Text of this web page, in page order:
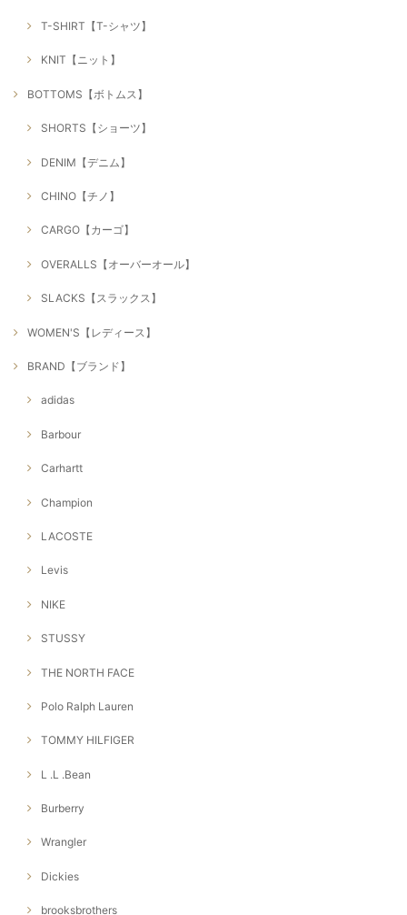
T-SHIRT【T-シャツ】
KNIT【ニット】
BOTTOMS【ボトムス】
SHORTS【ショーツ】
DENIM【デニム】
CHINO【チノ】
CARGO【カーゴ】
OVERALLS【オーバーオール】
SLACKS【スラックス】
WOMEN'S【レディース】
BRAND【ブランド】
adidas
Barbour
Carhartt
Champion
LACOSTE
Levis
NIKE
STUSSY
THE NORTH FACE
Polo Ralph Lauren
TOMMY HILFIGER
L .L .Bean
Burberry
Wrangler
Dickies
brooksbrothers